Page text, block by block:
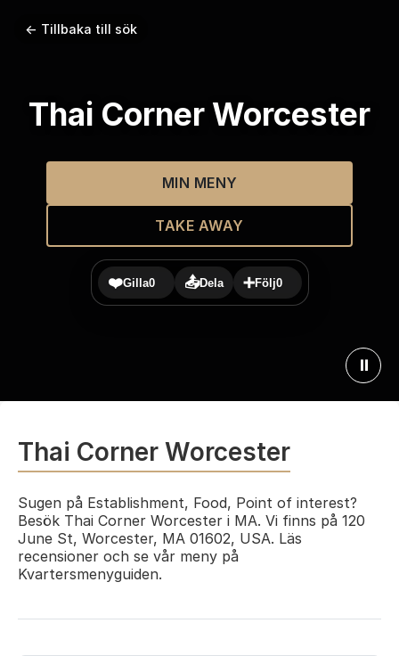
← Tillbaka till sök
Thai Corner Worcester
MIN MENY
TAKE AWAY
❤️Gilla0 📤Dela ➕Följ0
⏸
Thai Corner Worcester
Sugen på Establishment, Food, Point of interest?
Besök Thai Corner Worcester i MA. Vi finns på 120
June St, Worcester, MA 01602, USA. Läs
recensioner och se vår meny på
Kvartersmenyguiden.